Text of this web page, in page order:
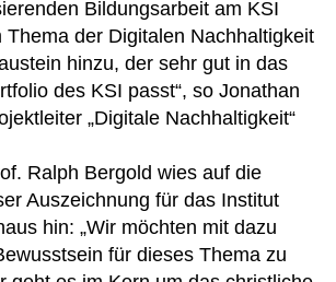
Bildungsarbeit am KSI
Thema der Digitalen Nachhaltigkeit
hinzu, der sehr gut in das
des KSI passt“, so Jonathan
„Digitale Nachhaltigkeit“
Ralph Bergold wies auf die
Auszeichnung für das Institut
hin: „Wir möchten mit dazu
für dieses Thema zu